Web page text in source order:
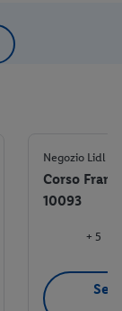
Negozio Lidl
Corso
10093
+ 5